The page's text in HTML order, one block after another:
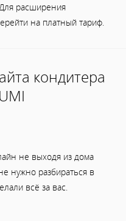
расширения
на платный тариф.
кондитера
не выходя из дома
нужно разбираться в
всё за вас.